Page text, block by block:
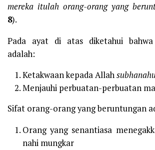
mereka itulah orang-orang yang
8).
Pada ayat di atas diketahui bahwa
adalah:
Ketakwaan kepada Allah
Menjauhi perbuatan-perbuatan
Sifat orang-orang yang beruntungan
Orang yang senantiasa
nahi mungkar